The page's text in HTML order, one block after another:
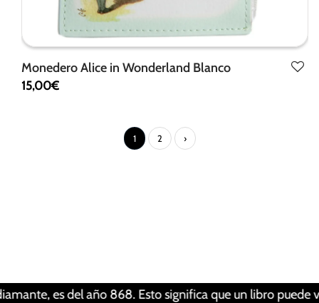
Monedero Alice in Wonderland Blanco
15,00€
1 2 ›
Esto significa que un libro puede vivir al menos